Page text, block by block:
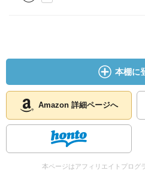
本棚に
Amazon 詳細ページへ
本ページはアフィリエイトプログ